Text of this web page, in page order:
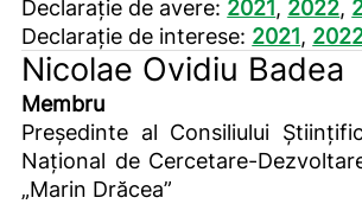
Declarație de avere: 2021, 2022,
Declarație de interese: 2021,
Nicolae Ovidiu Badea
Membru
Președinte al Consiliului
Național de Cercetare-
„Marin Drăcea”